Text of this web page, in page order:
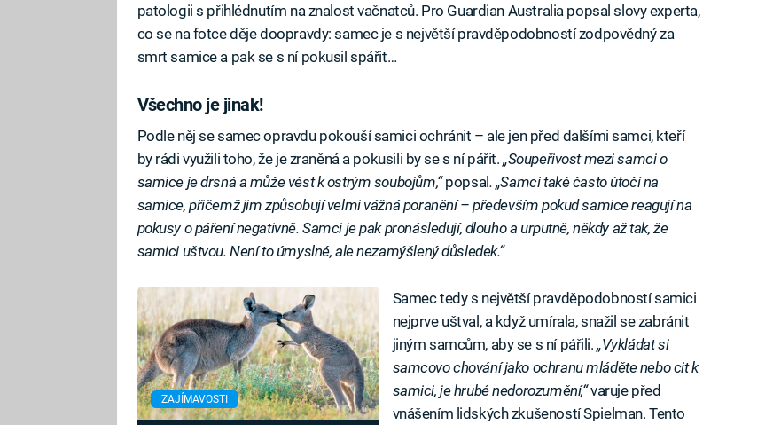
patologii s přihlédnutím na znalost vačnatců. Pro Guardian Australia popsal slovy experta,
co se na fotce děje doopravdy: samec je s největší pravděpodobností zodpovědný za
smrt samice a pak se s ní pokusil spářit…
Všechno je jinak!
Podle něj se samec opravdu pokouší samici ochránit – ale jen před dalšími samci, kteří
by rádi využili toho, že je zraněná a pokusili by se s ní pářit. „Soupeřivost mezi samci o
samice je drsná a může vést k ostrým soubojům,“popsal. „Samci také často útočí na
samice, přičemž jim způsobují velmi vážná poranění – především pokud samice reagují na
pokusy o páření negativně. Samci je pak pronásledují, dlouho a urputně, někdy až tak, že
samici uštvou. Není to úmyslné, ale nezamýšlený důsledek.“
ZAJÍMAVOSTI
Samec tedy s největší pravděpodobností samici
nejprve uštval, a když umírala, snažil se zabránit
jiným samcům, aby se s ní pářili. „Vykládat si
samcovo chování jako ochranu mláděte nebo cit k
samici, je hrubé nedorozumění,“varuje před
vnášením lidských zkušeností Spielman. Tento